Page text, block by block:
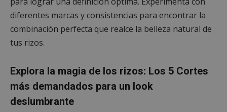
diferentes marcas y consistencias para encontrar la
combinación perfecta que realce la belleza natural de
tus rizos.
Explora la magia de los rizos: Los 5 Cortes
más demandados para un look
deslumbrante